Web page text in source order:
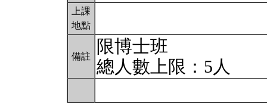
上課
地點
備註
限博士班
總人數上限：5人